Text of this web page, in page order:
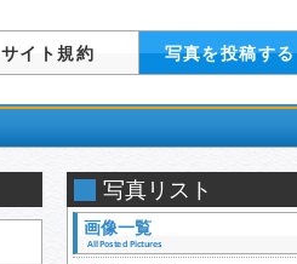
サイト規約 写真を投稿する
写真リスト
画像一覧
All Posted Pictures